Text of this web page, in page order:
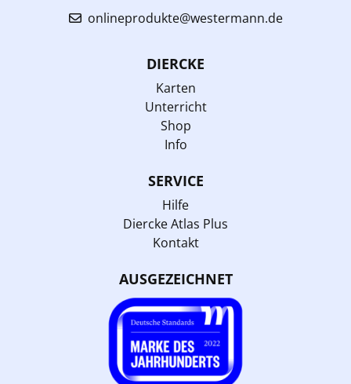
onlineprodukte@westermann.de
DIERCKE
Karten
Unterricht
Shop
Info
SERVICE
Hilfe
Diercke Atlas Plus
Kontakt
AUSGEZEICHNET